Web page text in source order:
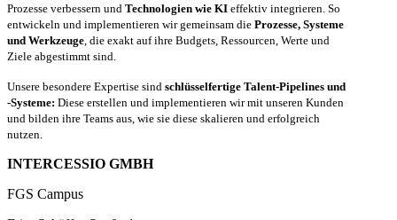
Prozesse verbessern und Technologien wie KI effektiv integrieren. So
entwickeln und implementieren wir gemeinsam die Prozesse, Systeme
und Werkzeuge , die exakt auf ihre Budgets, Ressourcen, Werte und
Ziele abgestimmt sind.
Unsere besondere Expertise sind schlüsselfertige Talent-Pipelines und
-Systeme: Diese erstellen und implementieren wir mit unseren Kunden
und bilden ihre Teams aus, wie sie diese skalieren und erfolgreich
nutzen.
INTERCESSIO GMBH
FGS Campus